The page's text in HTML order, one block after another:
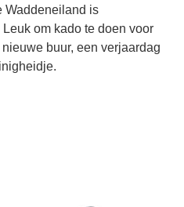
Waddeneiland is
om kado te doen voor
buur, een verjaardag